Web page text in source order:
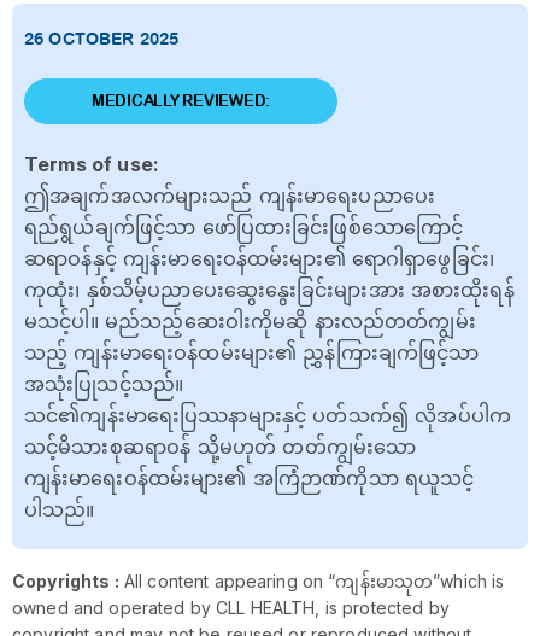
26 OCTOBER 2025
MEDICALLY REVIEWED:
Terms of use:
ဤအချက်အလက်များသည် ကျန်းမာရေးပညာပေး
ရည်ရွယ်ချက်ဖြင့်သာ ဖော်ပြထားခြင်းဖြစ်သောကြောင့်
ဆရာဝန်နှင့် ကျန်းမာရေးဝန်ထမ်းများ၏ ရောဂါရှာဖွေခြင်း၊
ကုထုံး၊ နှစ်သိမ့်ပညာပေးဆွေးနွေးခြင်းများအား အစားထိုးရန်
မသင့်ပါ။ မည်သည့်ဆေးဝါးကိုမဆို နားလည်တတ်ကျွမ်း
သည့် ကျန်းမာရေးဝန်ထမ်းများ၏ ညွှန်ကြားချက်ဖြင့်သာ
အသုံးပြုသင့်သည်။
သင်၏ကျန်းမာရေးပြဿနာများနှင့် ပတ်သက်၍ လိုအပ်ပါက
သင့်မိသားစုဆရာဝန် သို့မဟုတ် တတ်ကျွမ်းသော
ကျန်းမာရေးဝန်ထမ်းများ၏ အကြံဉာဏ်ကိုသာ ရယူသင့်
ပါသည်။
Copyrights : All content appearing on “ကျန်းမာသုတ”which is
owned and operated by CLL HEALTH, is protected by